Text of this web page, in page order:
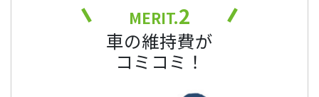
MERIT.2
車の維持費が
コミコミ！